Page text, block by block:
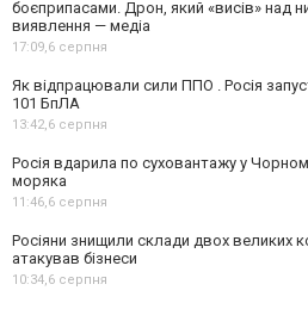
боєприпасами. Дрон, який «висів» над
виявлення — медіа
17:09,6 серпня
Як відпрацювали сили ППО . Росія
101 БпЛА
13:42,6 серпня
Росія вдарила по суховантажу у
моряка
11:46,6 серпня
Росіяни знищили склади двох великих
атакував бізнеси
10:34,6 серпня